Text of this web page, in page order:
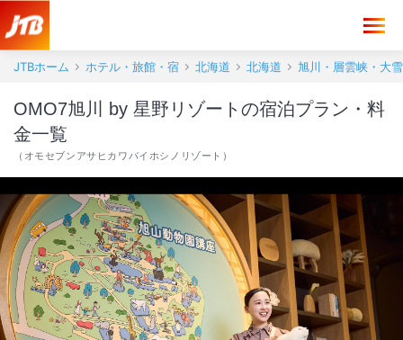
JTBホーム ホテル・旅館・宿 北海道 北海道 旭川・層雲峡・大
OMO7旭川 by 星野リゾートの宿泊プラン・料
金一覧
（ オモセブンアサヒカワバイホシノリゾート ）